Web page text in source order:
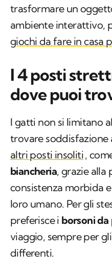
trasformare un
ambiente interattivo,
giochi da fare in casa
I 4 posti
dove puoi
I gatti non si limitano
trovare soddisfazione
altri posti insoliti,
biancheria, grazie alla
consistenza morbida
loro umano. Per gli
preferisce i borsoni da
viaggio, sempre per
differenti.